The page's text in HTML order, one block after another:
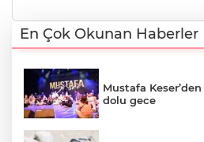
En Çok Okunan Haberler
Mustafa
dolu gece